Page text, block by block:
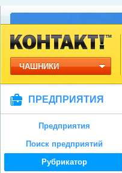
ЧАШНИКИ
ПРЕДПРИЯТИЯ
Предприятия
Поиск предприятий
Рубрикатор